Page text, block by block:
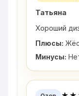
Татьяна
Хороший
Плюсы:
Минусы: